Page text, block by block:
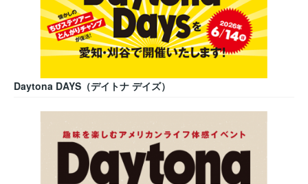
Daytona DAYS（デイトナ デイズ）